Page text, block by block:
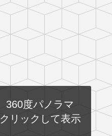
360度パノラマ
クリックして表示